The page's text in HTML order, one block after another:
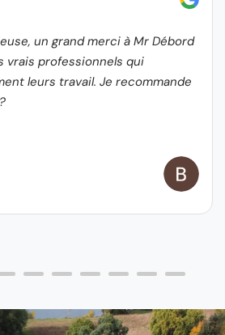
un grand merci à Mr Débord
vrais professionnels qui
leurs travail. Je recommande